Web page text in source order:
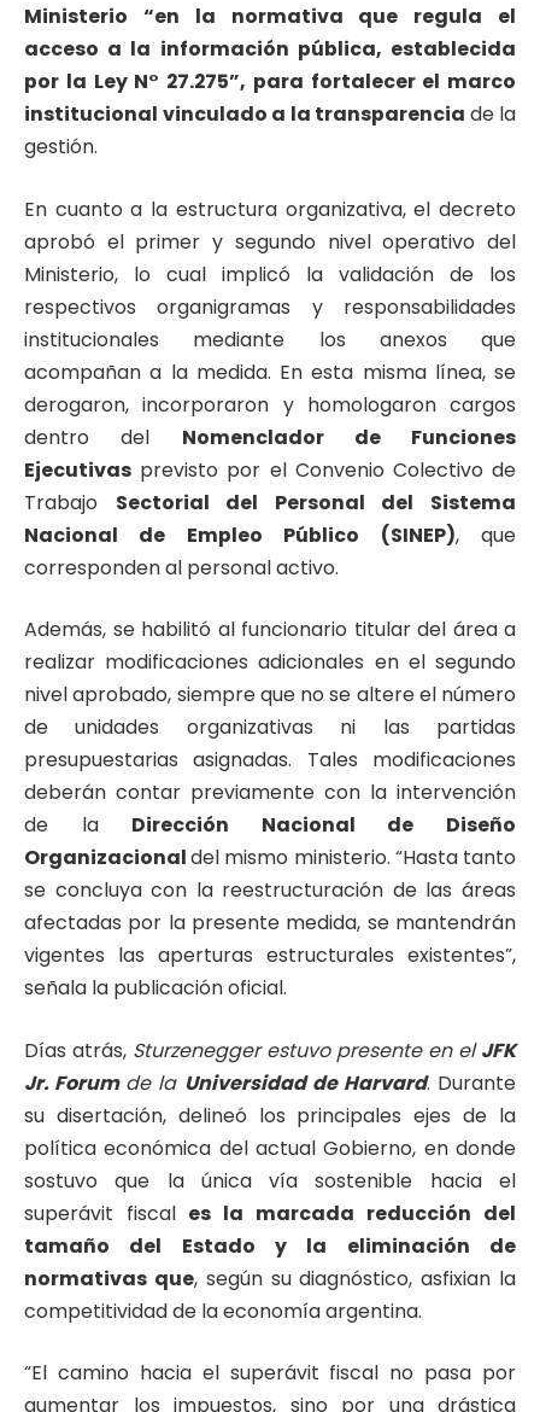
Ministerio “en la normativa que regula el
acceso a la información pública, establecida
por la Ley N° 27.275”, para fortalecer el marco
institucional vinculado a la transparencia de la
gestión.
En cuanto a la estructura organizativa, el decreto
aprobó el primer y segundo nivel operativo del
Ministerio, lo cual implicó la validación de los
respectivos organigramas y responsabilidades
institucionales mediante los anexos que
acompañan a la medida. En esta misma línea, se
derogaron, incorporaron y homologaron cargos
dentro del Nomenclador de Funciones
Ejecutivas previsto por el Convenio Colectivo de
Trabajo Sectorial del Personal del Sistema
Nacional de Empleo Público (SINEP), que
corresponden al personal activo.
Además, se habilitó al funcionario titular del área a
realizar modificaciones adicionales en el segundo
nivel aprobado, siempre que no se altere el número
de unidades organizativas ni las partidas
presupuestarias asignadas. Tales modificaciones
deberán contar previamente con la intervención
de la Dirección Nacional de Diseño
Organizacionaldel mismo ministerio. “Hasta tanto
se concluya con la reestructuración de las áreas
afectadas por la presente medida, se mantendrán
vigentes las aperturas estructurales existentes”,
señala la publicación oficial.
Días atrás, Sturzenegger estuvo presente en elJFK
Jr. Forum de la Universidad de Harvard. Durante
su disertación, delineó los principales ejes de la
política económica del actual Gobierno, en donde
sostuvo que la única vía sostenible hacia el
superávit fiscal es la marcada reducción del
tamaño del Estado y la eliminación de
normativas que, según su diagnóstico, asfixian la
competitividad de la economía argentina.
“El camino hacia el superávit fiscal no pasa por
aumentar los impuestos, sino por una drástica